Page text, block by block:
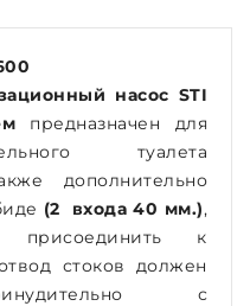
насос STI
предназначен для
туалета
дополнительно
(2 входа 40 мм.),
присоединить к
стоков должен
с